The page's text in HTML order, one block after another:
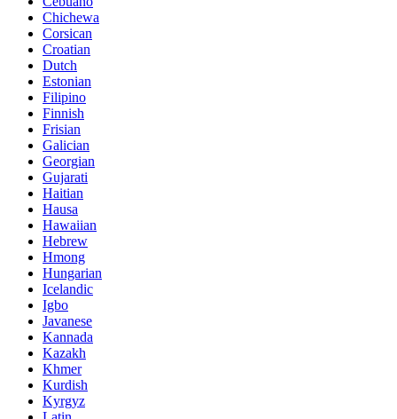
Chichewa
Corsican
Croatian
Dutch
Estonian
Filipino
Finnish
Frisian
Galician
Georgian
Gujarati
Haitian
Hausa
Hawaiian
Hebrew
Hmong
Hungarian
Icelandic
Igbo
Javanese
Kannada
Kazakh
Khmer
Kurdish
Kyrgyz